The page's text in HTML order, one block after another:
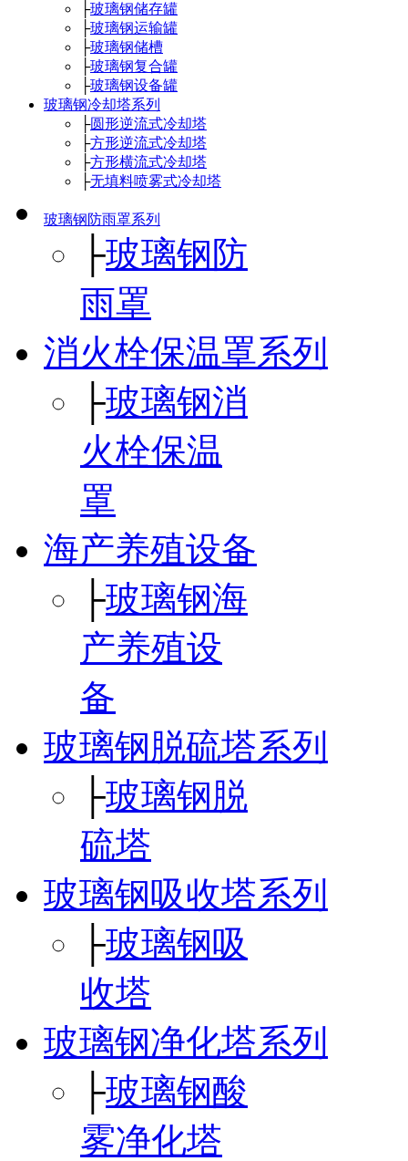
├玻璃钢储存罐
├玻璃钢运输罐
├玻璃钢储槽
├玻璃钢复合罐
├玻璃钢设备罐
玻璃钢冷却塔系列
├圆形逆流式冷却塔
├方形逆流式冷却塔
├方形横流式冷却塔
├无填料喷雾式冷却塔
玻璃钢防雨罩系列
├玻璃钢防
雨罩
消火栓保温罩系列
├玻璃钢消
火栓保温
罩
海产养殖设备
├玻璃钢海
产养殖设
备
玻璃钢脱硫塔系列
├玻璃钢脱
硫塔
玻璃钢吸收塔系列
├玻璃钢吸
收塔
玻璃钢净化塔系列
├玻璃钢酸
雾净化塔